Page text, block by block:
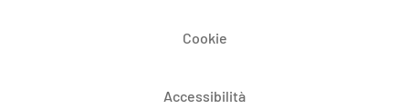
Cookie
Accessibilità